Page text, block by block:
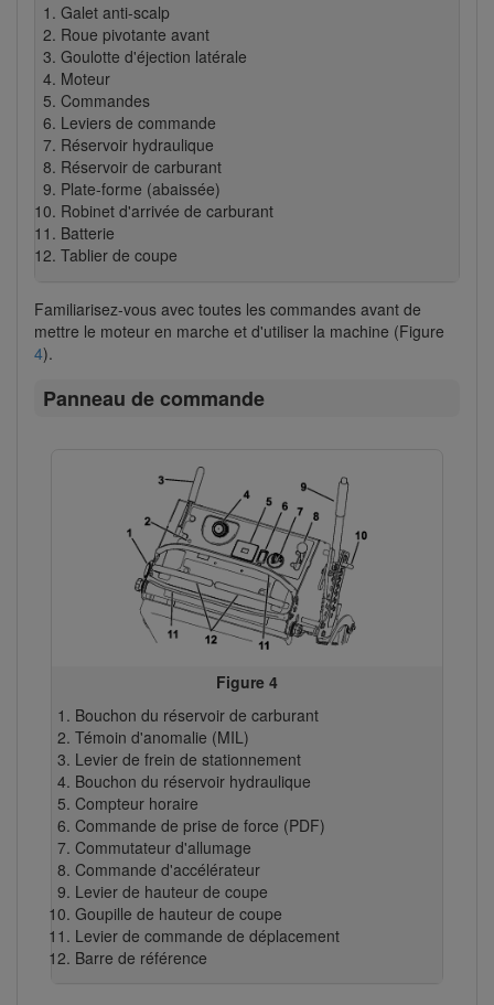
Galet anti-scalp
Roue pivotante avant
Goulotte d'éjection latérale
Moteur
Commandes
Leviers de commande
Réservoir hydraulique
Réservoir de carburant
Plate-forme (abaissée)
Robinet d'arrivée de carburant
Batterie
Tablier de coupe
Familiarisez-vous avec toutes les commandes avant de
mettre le moteur en marche et d'utiliser la machine (Figure
4).
Panneau de commande
Figure 4
Bouchon du réservoir de carburant
Témoin d'anomalie (MIL)
Levier de frein de stationnement
Bouchon du réservoir hydraulique
Compteur horaire
Commande de prise de force (PDF)
Commutateur d'allumage
Commande d'accélérateur
Levier de hauteur de coupe
Goupille de hauteur de coupe
Levier de commande de déplacement
Barre de référence